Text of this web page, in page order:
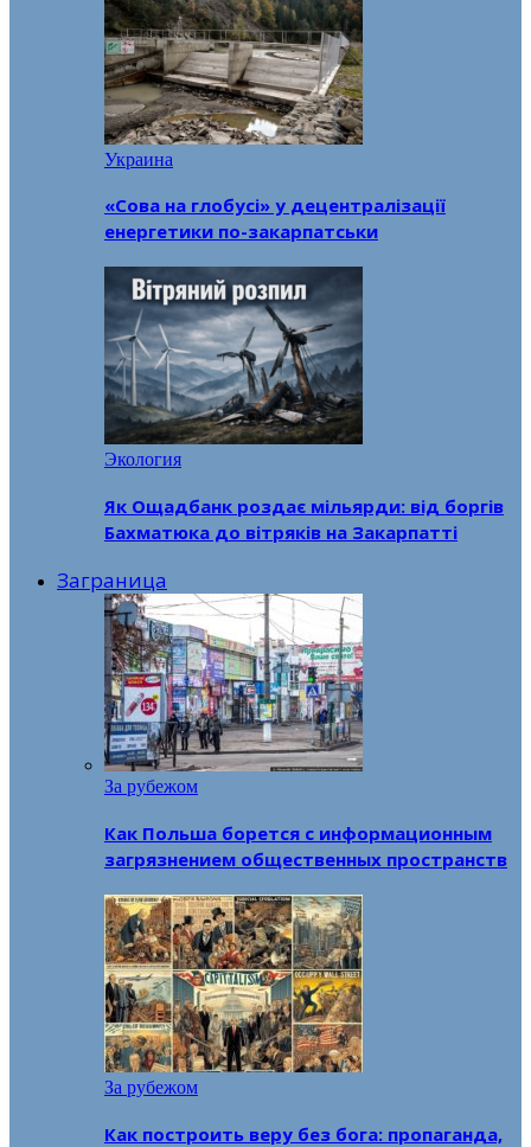
Украина
«Сова на глобусі» у децентралізації
енергетики по-закарпатськи
Экология
Як Ощадбанк роздає мільярди: від боргів
Бахматюка до вітряків на Закарпатті
Заграница
За рубежом
Как Польша борется с информационным
загрязнением общественных пространств
За рубежом
Как построить веру без бога: пропаганда,